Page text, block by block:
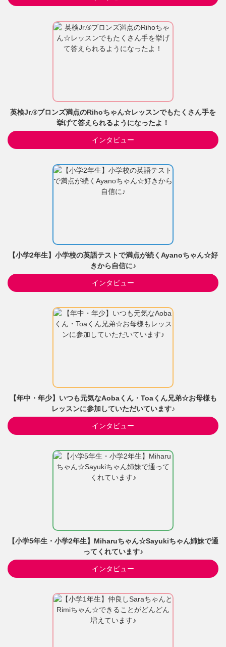
英検Jr.®ブロンズ満点のRihoちゃん☆レッスンでもたくさん手を
挙げて答えられるようになったよ！
インタビュー
【小学2年生】小学校の英語テストで満点が続くAyanoちゃん☆好
きから自信に♪
インタビュー
【年中・年少】いつも元気なAobaくん・Toaくん兄弟☆お母様も
レッスンに参加していただいています♪
インタビュー
【小学5年生・小学2年生】Miharuちゃん☆Sayukiちゃん姉妹で通
ってくれています♪
インタビュー